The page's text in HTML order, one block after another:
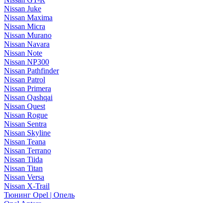
Nissan Juke
Nissan Maxima
Nissan Micra
Nissan Murano
Nissan Navara
Nissan Note
Nissan NP300
Nissan Pathfinder
Nissan Patrol
Nissan Primera
Nissan Qashqai
Nissan Quest
Nissan Rogue
Nissan Sentra
Nissan Skyline
Nissan Teana
Nissan Terrano
Nissan Tiida
Nissan Titan
Nissan Versa
Nissan X-Trail
Тюнинг Opel | Опель